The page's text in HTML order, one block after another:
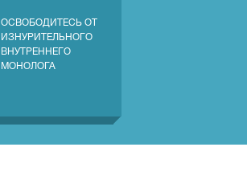
ОСВОБОДИТЕСЬ ОТ
ИЗНУРИТЕЛЬНОГО
ВНУТРЕННЕГО
МОНОЛОГА